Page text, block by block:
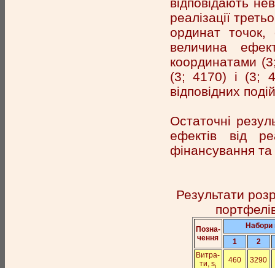
реалізації
ординат точок,
величина
координатами
(3; 4170) і (3;
відповідних
Остаточні
ефектів від
фінансування та
Результати
Поз­на­
чен­ня
На­бо­ри
1
2
Вит­ра­
ти, sj
460 3290